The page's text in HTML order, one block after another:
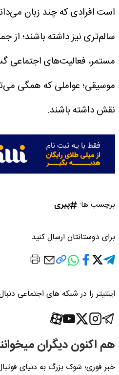
است افرادی که چند زبان
سالم‌تری نیز داشته باشند؛ از
مستمر، فعالیت‌های اجتماعی
موسیقی؛ عواملی که همگی
نقش داشته باشند.
برچسب ها: پیری
برای دوستانتان ارسال کنید
اینتیتر را در شبکه های اجتماعی
هم اکنون دیگران
خبر فوری؛‌ شوک بزرگ به دنیای